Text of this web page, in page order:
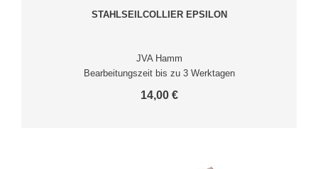
STAHLSEILCOLLIER EPSILON
JVA Hamm
Bearbeitungszeit bis zu 3 Werktagen
14,00 €